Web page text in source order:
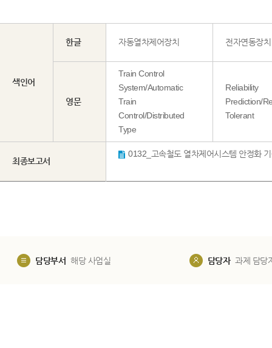
색인어
한글 자동열차제어장치 전자연동장치
영문
Train Control
System/Automatic
Train
Control/Distributed
Type
Reliability
Prediction/
Tolerant
최종보고서
담당부서 해당 사업실 담당자 과제 담당